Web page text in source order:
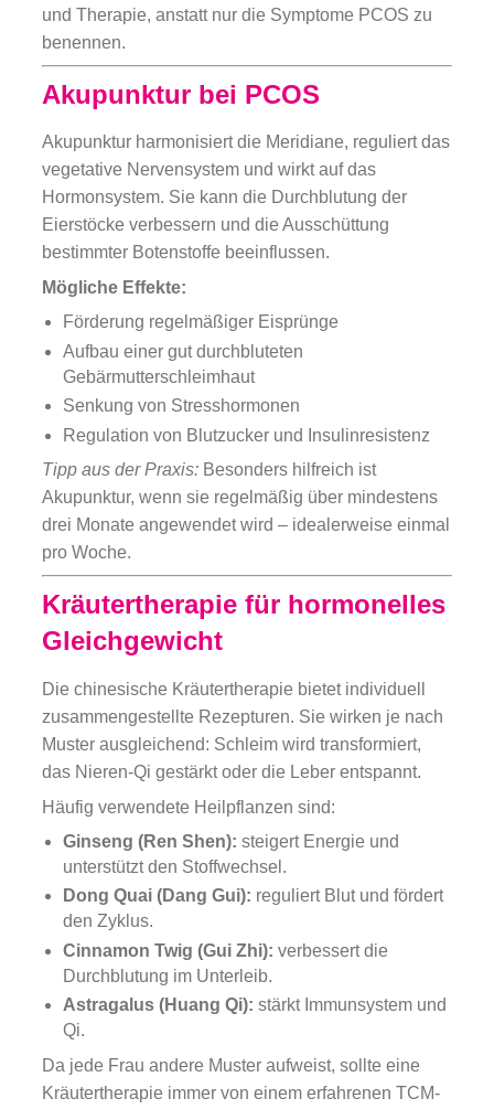
und Therapie, anstatt nur die Symptome PCOS zu
benennen.
Akupunktur bei PCOS
Akupunktur harmonisiert die Meridiane, reguliert das
vegetative Nervensystem und wirkt auf das
Hormonsystem. Sie kann die Durchblutung der
Eierstöcke verbessern und die Ausschüttung
bestimmter Botenstoffe beeinflussen.
Mögliche Effekte:
Förderung regelmäßiger Eisprünge
Aufbau einer gut durchbluteten
Gebärmutterschleimhaut
Senkung von Stresshormonen
Regulation von Blutzucker und Insulinresistenz
Tipp aus der Praxis: Besonders hilfreich ist
Akupunktur, wenn sie regelmäßig über mindestens
drei Monate angewendet wird – idealerweise einmal
pro Woche.
Kräutertherapie für hormonelles
Gleichgewicht
Die chinesische Kräutertherapie bietet individuell
zusammengestellte Rezepturen. Sie wirken je nach
Muster ausgleichend: Schleim wird transformiert,
das Nieren-Qi gestärkt oder die Leber entspannt.
Häufig verwendete Heilpflanzen sind:
Ginseng (Ren Shen): steigert Energie und
unterstützt den Stoffwechsel.
Dong Quai (Dang Gui): reguliert Blut und fördert
den Zyklus.
Cinnamon Twig (Gui Zhi): verbessert die
Durchblutung im Unterleib.
Astragalus (Huang Qi): stärkt Immunsystem und
Qi.
Da jede Frau andere Muster aufweist, sollte eine
Kräutertherapie immer von einem erfahrenen TCM-